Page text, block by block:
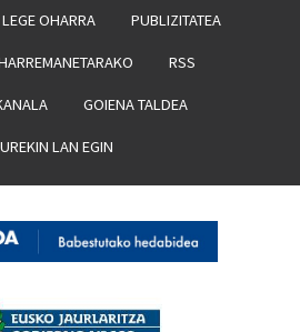
LEGE OHARRA PUBLIZITATEA
RSS
GOIENA TALDEA
LAN EGIN